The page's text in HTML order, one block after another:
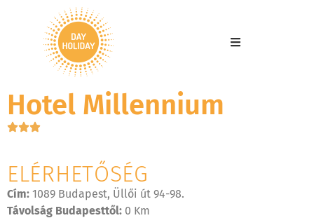
Hotel Millennium
ELÉRHETŐSÉG
Cím: 1089 Budapest, Üllői út 94-98.
Távolság Budapesttől: 0 Km